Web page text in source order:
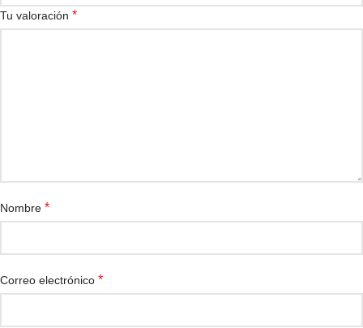
Tu valoración *
Nombre *
Correo electrónico *